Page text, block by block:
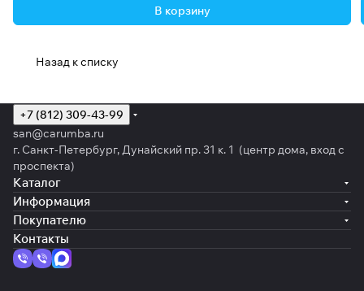
В корзину
Назад к списку
+7 (812) 309-43-99
san@carumba.ru
г. Санкт-Петербург, Дунайский пр. 31 к. 1 (центр дома, вход с
проспекта)
Каталог
Информация
Покупателю
Контакты